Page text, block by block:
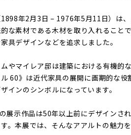
年2月3日 – 1976年5月11日）は
な素材である木材を取り入れること
具デザインなどを追求しました。
やマイレア邸は建築における有機的
60》は近代家具の展開に画期的な
インのシンボルになっています。
展示作品は50年以上前にデザインさ
。本展では、そんなアアルトの魅力